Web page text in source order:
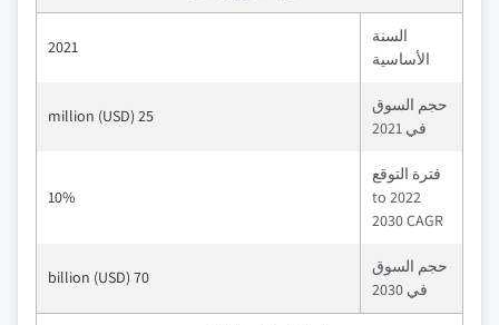
السنة
الأساسية
2021
حجم السوق
في 2021
25 million (USD)
فترة التوقع
2022 to
2030 CAGR
10%
حجم السوق
في 2030
70 billion (USD)